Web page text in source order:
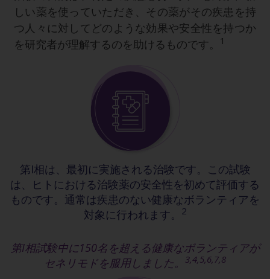
しい薬を使っていただき、その薬がその疾患を持
つ人々に対してどのような効果や安全性を持つか
を研究者が理解するのを助けるものです。
1
第I相は、最初に実施される治験です。この試験
は、ヒトにおける治験薬の安全性を初めて評価する
ものです。通常は疾患のない健康なボランティアを
対象に行われます。
2
第I相試験中に150名を超える健康なボランティアが
セネリモドを服用しました。
3,4,5,6,7,8